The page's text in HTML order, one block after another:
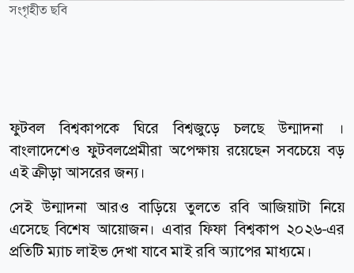
সংগৃহীত ছবি
ফুটবল বিশ্বকাপকে ঘিরে বিশ্বজুড়ে চলছে উন্মাদনা ।
বাংলাদেশেও ফুটবলপ্রেমীরা অপেক্ষায় রয়েছেন সবচেয়ে বড়
এই ক্রীড়া আসরের জন্য।
সেই উন্মাদনা আরও বাড়িয়ে তুলতে রবি আজিয়াটা নিয়ে
এসেছে বিশেষ আয়োজন। এবার ফিফা বিশ্বকাপ ২০২৬-এর
প্রতিটি ম্যাচ লাইভ দেখা যাবে মাই রবি অ্যাপের মাধ্যমে।